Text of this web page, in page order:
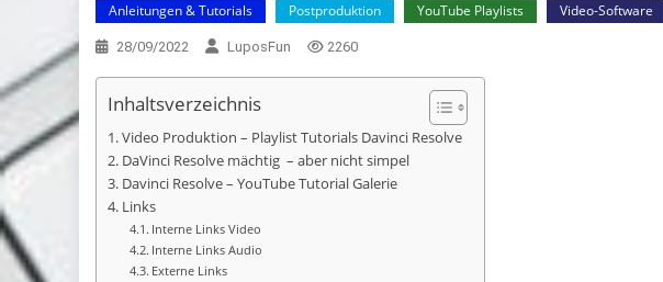
Anleitungen & Tutorials Postproduktion YouTube Playlists Video-Software
28/09/2022 LuposFun 2260
Inhaltsverzeichnis
Video Produktion – Playlist Tutorials Davinci Resolve
DaVinci Resolve mächtig – aber nicht simpel
Davinci Resolve – YouTube Tutorial Galerie
Links
Interne Links Video
Interne Links Audio
Externe Links